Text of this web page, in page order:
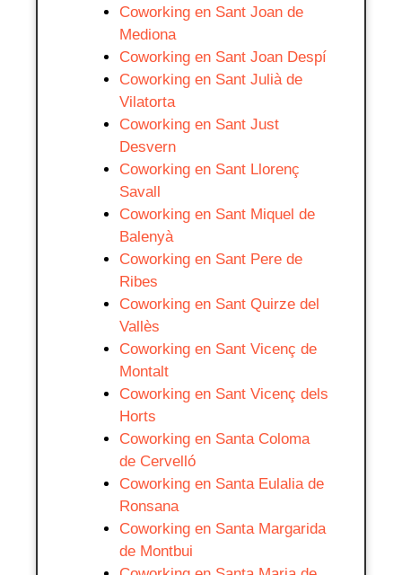
Coworking en Sant Joan de
Mediona
Coworking en Sant Joan Despí
Coworking en Sant Julià de
Vilatorta
Coworking en Sant Just
Desvern
Coworking en Sant Llorenç
Savall
Coworking en Sant Miquel de
Balenyà
Coworking en Sant Pere de
Ribes
Coworking en Sant Quirze del
Vallès
Coworking en Sant Vicenç de
Montalt
Coworking en Sant Vicenç dels
Horts
Coworking en Santa Coloma
de Cervelló
Coworking en Santa Eulalia de
Ronsana
Coworking en Santa Margarida
de Montbui